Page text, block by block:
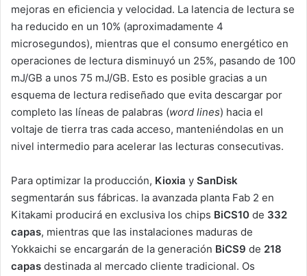
mejoras en eficiencia y velocidad. La latencia de lectura se
ha reducido en un 10% (aproximadamente 4
microsegundos), mientras que el consumo energético en
operaciones de lectura disminuyó un 25%, pasando de 100
mJ/GB a unos 75 mJ/GB. Esto es posible gracias a un
esquema de lectura rediseñado que evita descargar por
completo las líneas de palabras (word lines) hacia el
voltaje de tierra tras cada acceso, manteniéndolas en un
nivel intermedio para acelerar las lecturas consecutivas.
Para optimizar la producción, Kioxia y SanDisk
segmentarán sus fábricas. la avanzada planta Fab 2 en
Kitakami producirá en exclusiva los chips BiCS10 de 332
capas, mientras que las instalaciones maduras de
Yokkaichi se encargarán de la generación BiCS9 de 218
capas destinada al mercado cliente tradicional. Os